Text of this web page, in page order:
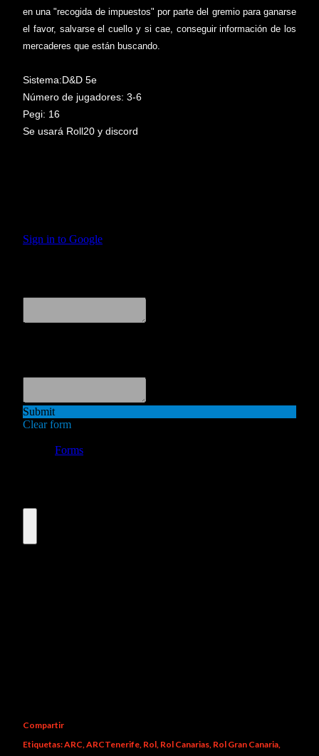
en una "recogida de impuestos" por parte del gremio para ganarse
el favor, salvarse el cuello y si cae, conseguir información de los
mercaderes que están buscando.
Sistema:D&D 5e
Número de jugadores: 3-6
Pegi: 16
Se usará Roll20 y discord
Compartir
Etiquetas:ARC ARCTenerife Rol Rol Canarias Rol Gran Canaria